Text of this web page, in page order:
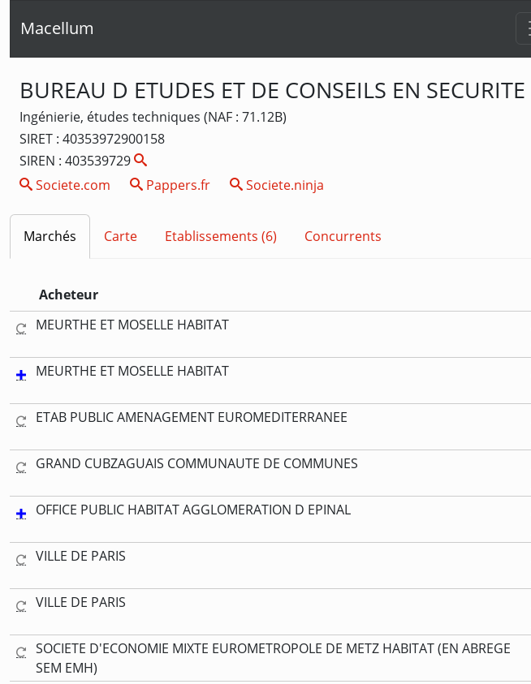
Macellum
BUREAU D ETUDES ET DE CONSEILS EN SECURITE
Ingénierie, études techniques (NAF : 71.12B)
SIRET : 40353972900158
SIREN : 403539729
Societe.com
Pappers.fr Societe.ninja
Marchés Carte Etablissements (6) Concurrents
Acheteur
MEURTHE ET MOSELLE HABITAT
MEURTHE ET MOSELLE HABITAT
ETAB PUBLIC AMENAGEMENT EUROMEDITERRANEE
GRAND CUBZAGUAIS COMMUNAUTE DE COMMUNES
OFFICE PUBLIC HABITAT AGGLOMERATION D EPINAL
VILLE DE PARIS
VILLE DE PARIS
SOCIETE D'ECONOMIE MIXTE EUROMETROPOLE DE METZ HABITAT (EN ABREGE
SEM EMH)